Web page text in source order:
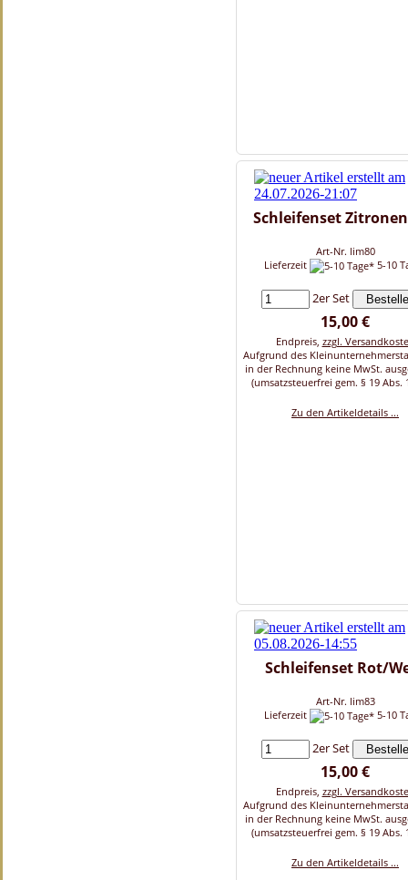
Schleifenset
Art-Nr. lim80
Lieferzeit
5-10
2er Set
15,00 €
Endpreis, zzgl.
Aufgrund des
in der Rechnung keine MwSt.
(umsatzsteuerfrei gem. § 19 Abs.
Zu den Artikeldetails ...
Schleifenset Rot/
Art-Nr. lim83
Lieferzeit
5-10
2er Set
15,00 €
Endpreis, zzgl.
Aufgrund des
in der Rechnung keine MwSt.
(umsatzsteuerfrei gem. § 19 Abs.
Zu den Artikeldetails ...